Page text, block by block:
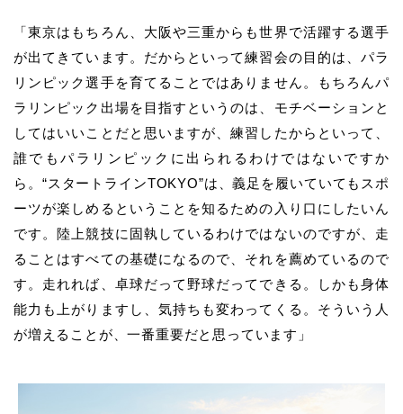
「東京はもちろん、大阪や三重からも世界で活躍する選手
が出てきています。だからといって練習会の目的は、パラ
リンピック選手を育てることではありません。もちろんパ
ラリンピック出場を目指すというのは、モチベーションと
してはいいことだと思いますが、練習したからといって、
誰でもパラリンピックに出られるわけではないですか
ら。 “スタートラインTOKYO”は、義足を履いていてもスポ
ーツが楽しめるということを知るための入り口にしたいん
です。陸上競技に固執しているわけではないのですが、走
ることはすべての基礎になるので、それを薦めているので
す。走れれば、卓球だって野球だってできる。しかも身体
能力も上がりますし、気持ちも変わってくる。そういう人
が増えることが、一番重要だと思っています」